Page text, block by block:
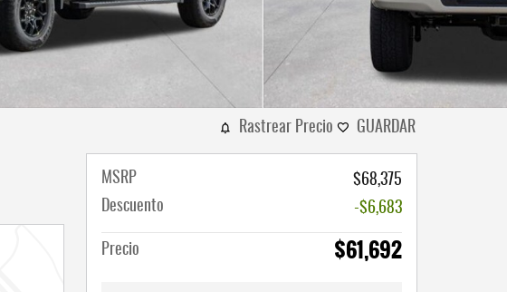
Rastrear Precio GUARDAR
MSRP
$68,375
Descuento
-$6,683
Precio $61,692